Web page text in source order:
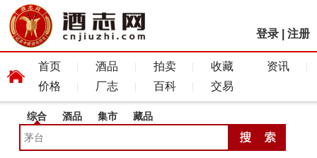
登录 注册
首页 酒品 拍卖 收藏
资讯
价格
厂志 百科 交易
综合 酒品 集市 藏品